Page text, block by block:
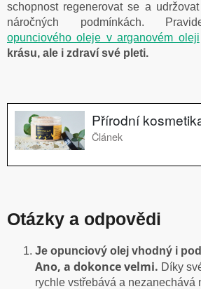
schopnost regenerovat se a
náročných podmínkách.
opunciového oleje v arganovém oleji
krásu, ale i zdraví své pleti.
Otázky a odpovědi
Je opunciový olej vhodný i
Ano, a dokonce velmi. Díky
rychle vstřebává a nezanechává